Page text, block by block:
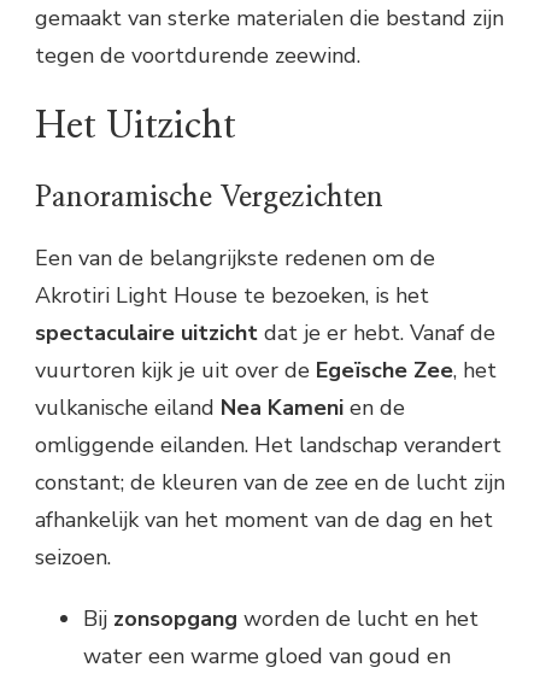
gemaakt van sterke materialen die bestand zijn
tegen de voortdurende zeewind.
Het Uitzicht
Panoramische Vergezichten
Een van de belangrijkste redenen om de
Akrotiri Light House te bezoeken, is het
spectaculaire uitzicht dat je er hebt. Vanaf de
vuurtoren kijk je uit over de Egeïsche Zee, het
vulkanische eiland Nea Kameni en de
omliggende eilanden. Het landschap verandert
constant; de kleuren van de zee en de lucht zijn
afhankelijk van het moment van de dag en het
seizoen.
Bij zonsopgang worden de lucht en het
water een warme gloed van goud en